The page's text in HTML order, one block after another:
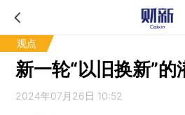
观点
新一轮“以旧换新”的
2024年07月26日 10:52